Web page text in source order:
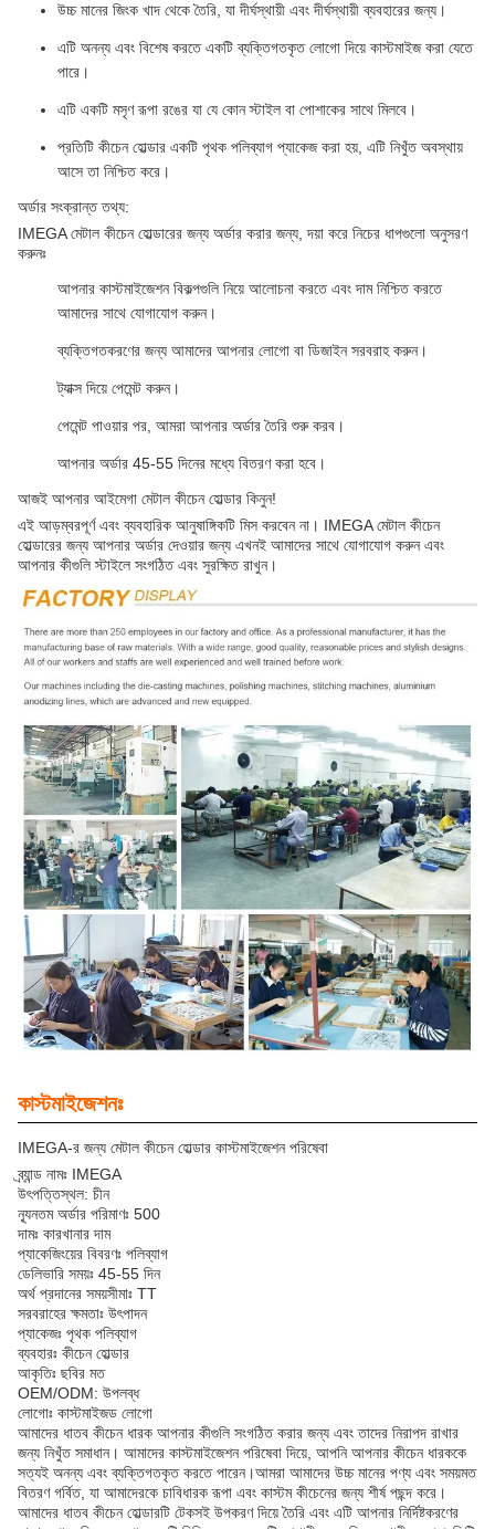
উচ্চ মানের জিংক খাদ থেকে তৈরি, যা দীর্ঘস্থায়ী এবং দীর্ঘস্থায়ী ব্যবহারের জন্য।
এটি অনন্য এবং বিশেষ করতে একটি ব্যক্তিগতকৃত লোগো দিয়ে কাস্টমাইজ করা যেতে
পারে।
এটি একটি মসৃণ রূপা রঙের যা যে কোন স্টাইল বা পোশাকের সাথে মিলবে।
প্রতিটি কীচেন হোল্ডার একটি পৃথক পলিব্যাগ প্যাকেজ করা হয়, এটি নিখুঁত অবস্থায়
আসে তা নিশ্চিত করে।
অর্ডার সংক্রান্ত তথ্য:
IMEGA মেটাল কীচেন হোল্ডারের জন্য অর্ডার করার জন্য, দয়া করে নিচের ধাপগুলো অনুসরণ
করুনঃ
আপনার কাস্টমাইজেশন বিকল্পগুলি নিয়ে আলোচনা করতে এবং দাম নিশ্চিত করতে
আমাদের সাথে যোগাযোগ করুন।
ব্যক্তিগতকরণের জন্য আমাদের আপনার লোগো বা ডিজাইন সরবরাহ করুন।
ট্যাক্স দিয়ে পেমেন্ট করুন।
পেমেন্ট পাওয়ার পর, আমরা আপনার অর্ডার তৈরি শুরু করব।
আপনার অর্ডার 45-55 দিনের মধ্যে বিতরণ করা হবে।
আজই আপনার আইমেগা মেটাল কীচেন হোল্ডার কিনুন!
এই আড়ম্বরপূর্ণ এবং ব্যবহারিক আনুষাঙ্গিকটি মিস করবেন না। IMEGA মেটাল কীচেন
হোল্ডারের জন্য আপনার অর্ডার দেওয়ার জন্য এখনই আমাদের সাথে যোগাযোগ করুন এবং
আপনার কীগুলি স্টাইলে সংগঠিত এবং সুরক্ষিত রাখুন।
কাস্টমাইজেশনঃ
IMEGA-র জন্য মেটাল কীচেন হোল্ডার কাস্টমাইজেশন পরিষেবা
ব্র্যান্ড নামঃ IMEGA
উৎপত্তিস্থল: চীন
ন্যূনতম অর্ডার পরিমাণঃ 500
দামঃ কারখানার দাম
প্যাকেজিংয়ের বিবরণঃ পলিব্যাগ
ডেলিভারি সময়ঃ 45-55 দিন
অর্থ প্রদানের সময়সীমাঃ TT
সরবরাহের ক্ষমতাঃ উৎপাদন
প্যাকেজঃ পৃথক পলিব্যাগ
ব্যবহারঃ কীচেন হোল্ডার
আকৃতিঃ ছবির মত
OEM/ODM: উপলব্ধ
লোগোঃ কাস্টমাইজড লোগো
আমাদের ধাতব কীচেন ধারক আপনার কীগুলি সংগঠিত করার জন্য এবং তাদের নিরাপদ রাখার
জন্য নিখুঁত সমাধান। আমাদের কাস্টমাইজেশন পরিষেবা দিয়ে, আপনি আপনার কীচেন ধারককে
সত্যই অনন্য এবং ব্যক্তিগতকৃত করতে পারেন।আমরা আমাদের উচ্চ মানের পণ্য এবং সময়মত
বিতরণ গর্বিত, যা আমাদেরকে চাবিধারক রূপা এবং কাস্টম কীচেনের জন্য শীর্ষ পছন্দ করে।
আমাদের ধাতব কীচেন হোল্ডারটি টেকসই উপকরণ দিয়ে তৈরি এবং এটি আপনার নির্দিষ্টকরণের